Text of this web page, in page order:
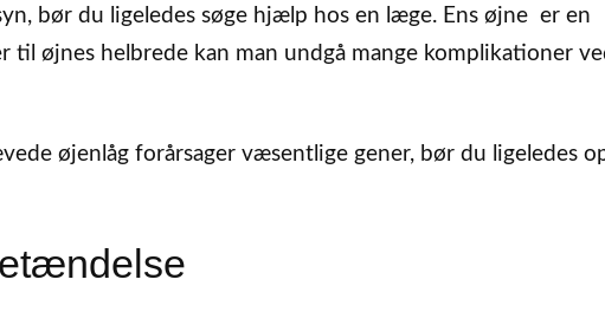
bør du ligeledes søge hjælp hos en læge. Ens øjne er en
til øjnes helbrede kan man undgå mange komplikationer
øjenlåg forårsager væsentlige gener, bør du ligeledes